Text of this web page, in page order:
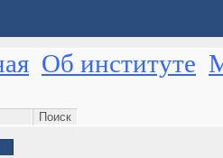
Об институте